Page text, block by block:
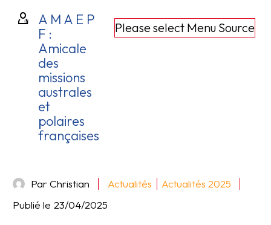
Please select Menu Source
A M A E P
F :
Amicale
des
missions
australes
et
polaires
françaises
Par Christian Actualités
Actualités 2025
Publié le 23/04/2025